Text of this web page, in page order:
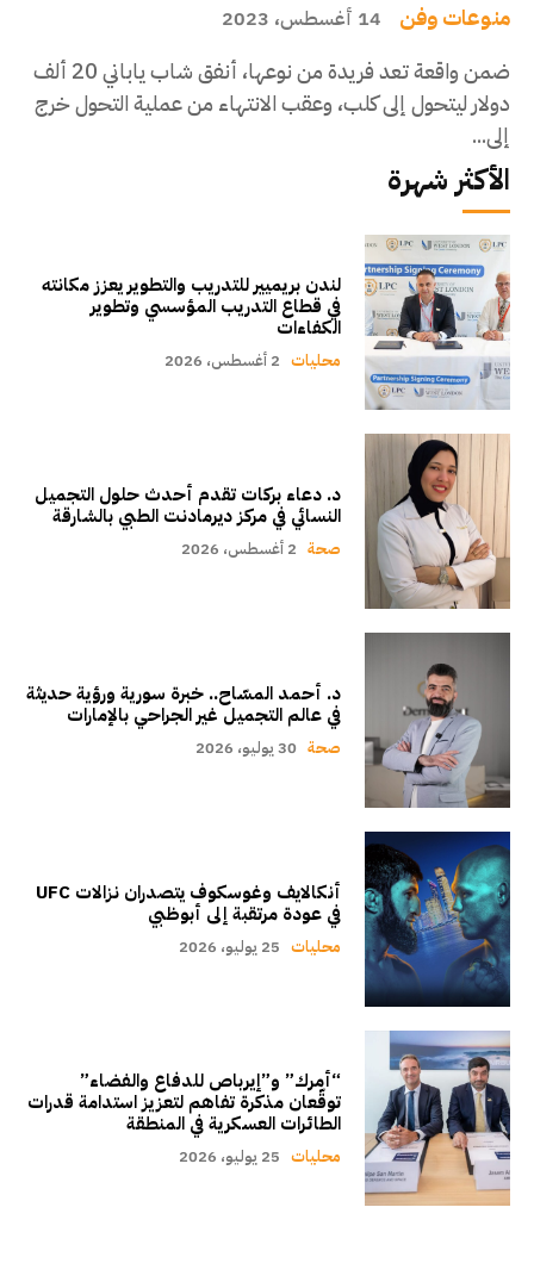
منوعات وفن 14 أغسطس، 2023
ضمن واقعة تعد فريدة من نوعها، أنفق شاب ياباني 20 ألف
دولار ليتحول إلى كلب، وعقب الانتهاء من عملية التحول خرج
إلى...
الأكثر شهرة
لندن بريميير للتدريب والتطوير يعزز مكانته
في قطاع التدريب المؤسسي وتطوير
الكفاءات
محليات 2 أغسطس، 2026
د. دعاء بركات تقدم أحدث حلول التجميل
النسائي في مركز ديرمادنت الطبي بالشارقة
صحة 2 أغسطس، 2026
د. أحمد المسّاح.. خبرة سورية ورؤية حديثة
في عالم التجميل غير الجراحي بالإمارات
صحة 30 يوليو، 2026
أنكالايف وغوسكوف يتصدران نزالات UFC
في عودة مرتقبة إلى أبوظبي
محليات 25 يوليو، 2026
“أمرك” و”إيرباص للدفاع والفضاء”
توقّعان مذكرة تفاهم لتعزيز استدامة قدرات
الطائرات العسكرية في المنطقة
محليات 25 يوليو، 2026